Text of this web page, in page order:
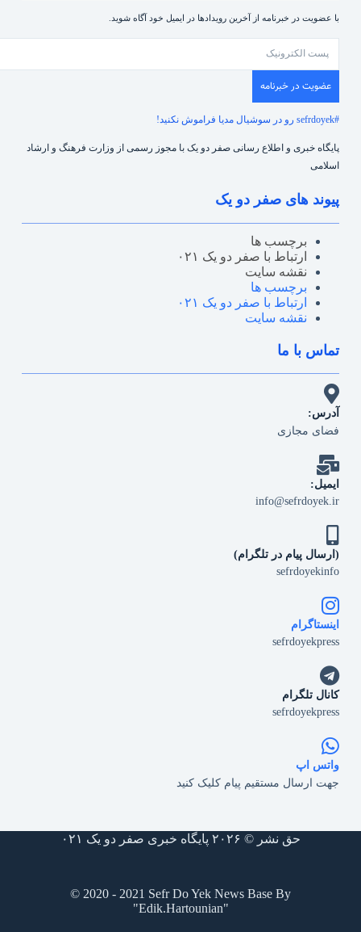
با عضویت در خبرنامه از آخرین رویدادها در ایمیل خود آگاه شوید.
عضویت در خبرنامه
#sefrdoyek رو در سوشیال مدیا فراموش نکنید!
پایگاه خبری و اطلاع رسانی صفر دو یک با مجوز رسمی از وزارت فرهنگ و ارشاد
اسلامی
پیوند های صفر دو یک
برچسب ها
ارتباط با صفر دو یک ۰۲۱
نقشه سایت
برچسب ها
ارتباط با صفر دو یک ۰۲۱
نقشه سایت
تماس با ما
آدرس:
فضای مجازی
ایمیل:
info@sefrdoyek.ir
(ارسال پیام در تلگرام)
sefrdoyekinfo
اینستاگرام
sefrdoyekpress
کانال تلگرام
sefrdoyekpress
واتس اپ
جهت ارسال مستقیم پیام کلیک کنید
حق نشر © ۲۰۲۶ پایگاه خبری صفر دو یک ۰۲۱
© 2020 - 2021 Sefr Do Yek News Base By
"Edik.Hartounian"